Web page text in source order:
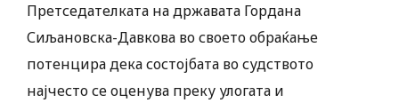
Претседателката на државата Гордана
Сиљановска-Давкова во своето обраќање
потенцира дека состојбата во судството
најчесто се оценува преку улогата и